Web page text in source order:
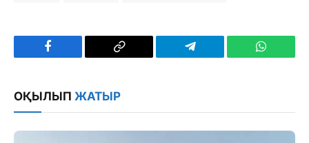
Facebook
Copy
Telegram
ОҚЫЛЫП ЖАТЫР